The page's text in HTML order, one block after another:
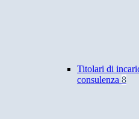
Titolari di
consulenza 8